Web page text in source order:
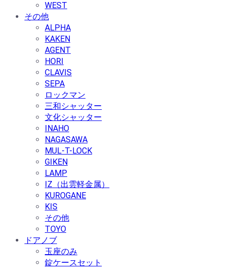
WEST
その他
ALPHA
KAKEN
AGENT
HORI
CLAVIS
SEPA
ロックマン
三和シャッター
文化シャッター
INAHO
NAGASAWA
MUL-T-LOCK
GIKEN
LAMP
IZ（出雲軽金属）
KUROGANE
KIS
その他
TOYO
ドアノブ
玉座のみ
錠ケースセット